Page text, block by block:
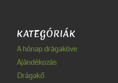
KATEGÓRIÁK
A hónap drágaköve
Ajándékozás
Drágakő